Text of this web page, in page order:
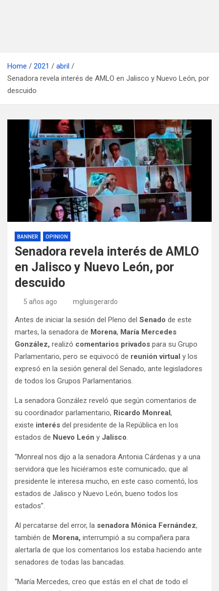
Home 2021
abril
Senadora revela interés de AMLO en Jalisco y Nuevo León, por
descuido
BANNER OPINION
Senadora revela interés de AMLO
en Jalisco y Nuevo León, por
descuido
5 años ago mgluisgerardo
Antes de iniciar la sesión del Pleno del Senado de este
martes, la senadora de Morena, María Mercedes
González, realizó comentarios privados para su Grupo
Parlamentario, pero se equivocó de reunión virtual y los
expresó en la sesión general del Senado, ante legisladores
de todos los Grupos Parlamentarios.
La senadora González reveló que según comentarios de
su coordinador parlamentario, Ricardo Monreal,
existe interés del presidente de la República en los
estados de Nuevo León y Jalisco.
“Monreal nos dijo a la senadora Antonia Cárdenas y a una
servidora que les hiciéramos este comunicado; que al
presidente le interesa mucho, en este caso comentó, los
estados de Jalisco y Nuevo León, bueno todos los
estados”.
Al percatarse del error, la senadora Mónica Fernández,
también de Morena, interrumpió a su compañera para
alertarla de que los comentarios los estaba haciendo ante
senadores de todas las bancadas.
“María Mercedes, creo que estás en el chat de todo el